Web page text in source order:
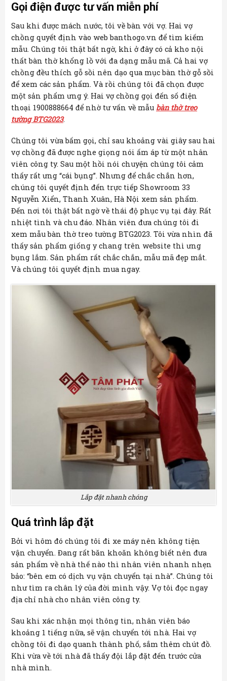
Gọi điện được tư vấn miễn phí
Sau khi được mách nước, tôi về bàn với vợ. Hai vợ
chồng quyết định vào web banthogo.vn để tìm kiếm
mẫu. Chúng tôi thật bất ngờ, khi ở đây có cả kho nội
thất bàn thờ khổng lồ với đa dạng mẫu mã. Cả hai vợ
chồng đều thích gỗ sồi nên dạo qua mục bàn thờ gỗ sồi
để xem các sản phẩm. Và rồi chúng tôi đã chọn được
một sản phẩm ưng ý. Hai vợ chồng gọi đến số điện
thoại 1900888664 để nhờ tư vấn về mẫu bàn thờ treo
tường BTG2023.
Chúng tôi vừa bấm gọi, chỉ sau khoảng vài giây sau hai
vợ chồng đã được nghe giọng nói ấm áp từ một nhân
viên công ty. Sau một hồi nói chuyện chúng tôi cảm
thấy rất ưng “cái bụng”. Nhưng để chắc chắn hơn,
chúng tôi quyết định đến trực tiếp Showroom 33
Nguyễn Xiển, Thanh Xuân, Hà Nội xem sản phẩm.
Đến nơi tôi thật bất ngờ về thái độ phục vụ tại đây. Rất
nhiệt tình và chu đáo. Nhân viên đưa chúng tôi đi
xem mẫubàn thờ treo tường BTG2023. Tôi vừa nhìn đã
thấy sản phẩm giống y chang trên website thì ưng
bụng lắm. Sản phẩm rất chắc chắn, mẫu mã đẹp mắt.
Và chúng tôi quyết định mua ngay.
Lắp đặt nhanh chóng
Quá trình lắp đặt
Bởi vì hôm đó chúng tôi đi xe máy nên không tiện
vận chuyển. Đang rất băn khoăn không biết nên đưa
sản phẩm về nhà thế nào thì nhân viên nhanh nhẹn
bảo: “bên em có dịch vụ vận chuyển tại nhà”. Chúng tôi
như tìm ra chân lý của đời mình vậy. Vợ tôi đọc ngay
địa chỉ nhà cho nhân viên công ty.
Sau khi xác nhận mọi thông tin, nhân viên báo
khoảng 1 tiếng nữa, sẽ vận chuyển tới nhà. Hai vợ
chồng tôi đi dạo quanh thành phố, sắm thêm chút đồ.
Khi vừa về tới nhà đã thấy đội lắp đặt đến trước cửa
nhà mình.